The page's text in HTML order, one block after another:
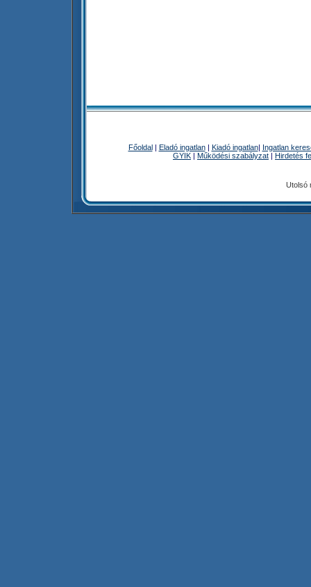
Főoldal| Eladó ingatlan| Kiadó ingatlan| Ingatlan
GYIK | Működési szabályzat | Hirdetés
Utolsó